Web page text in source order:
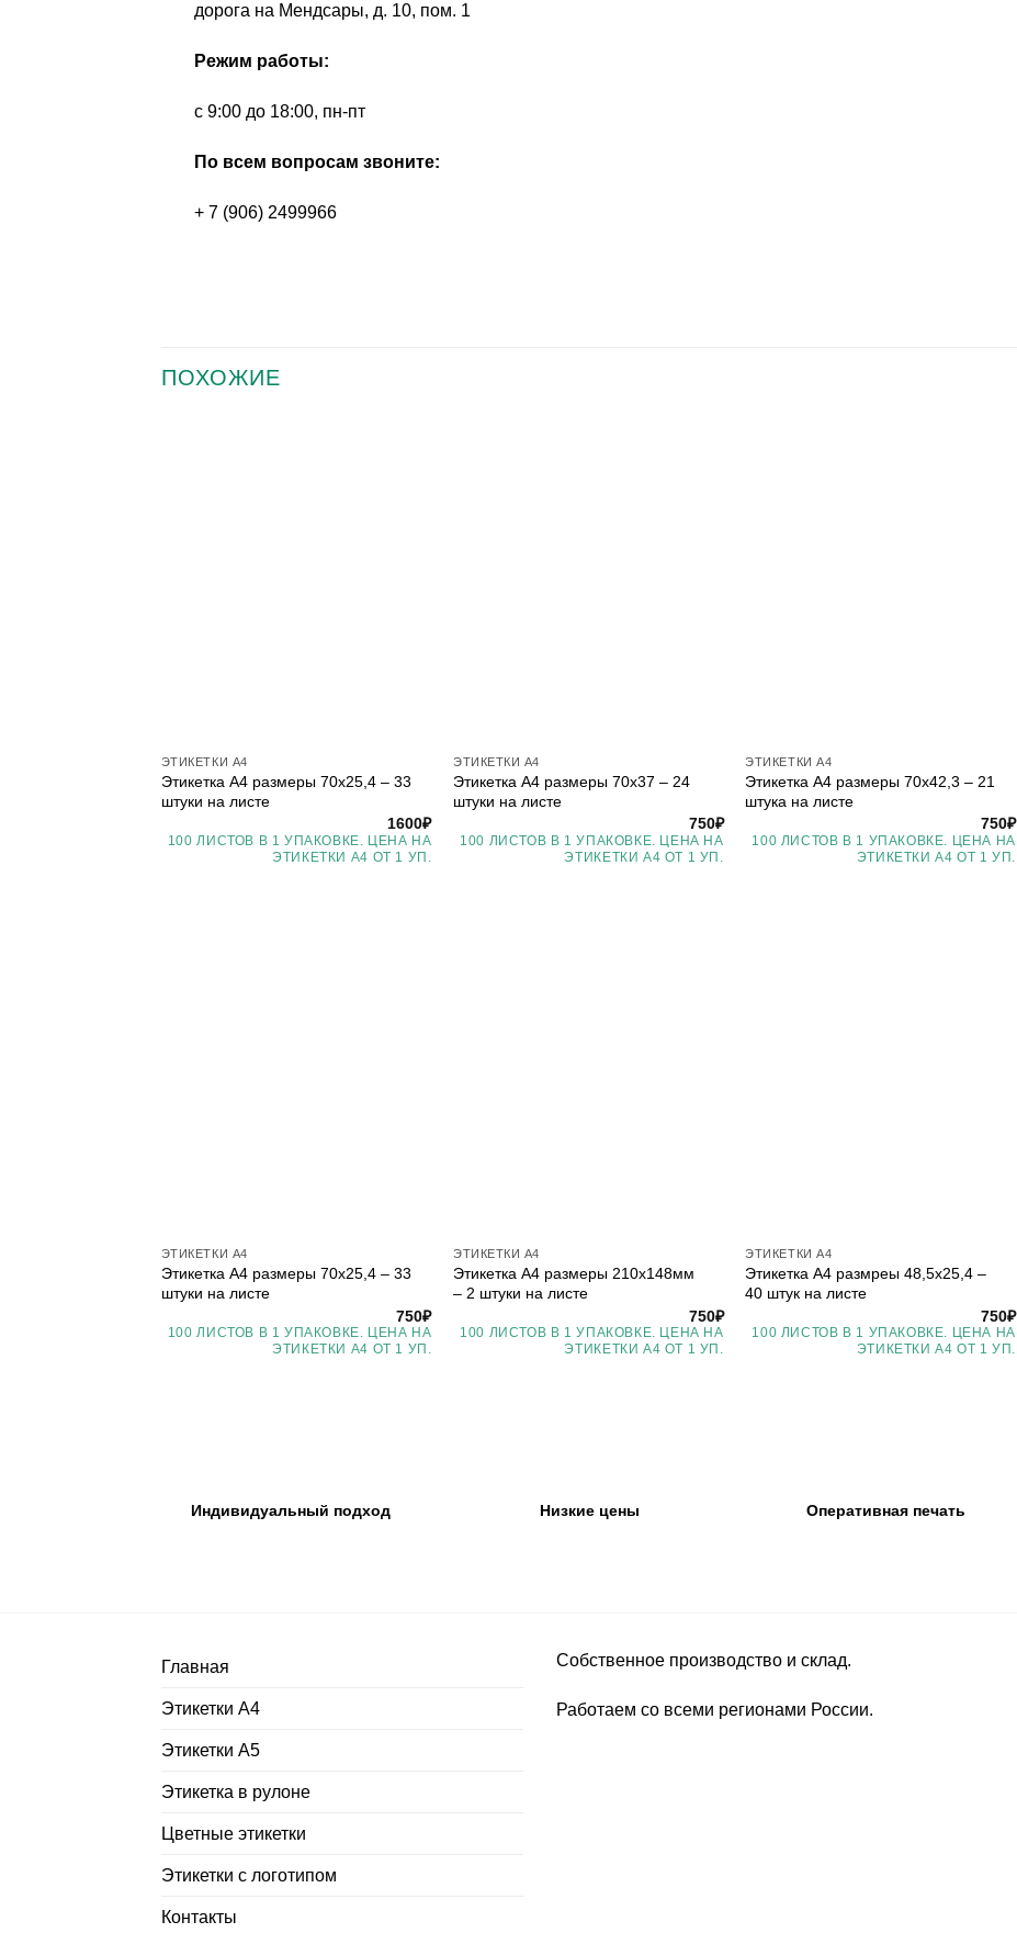
дорога на Мендсары, д. 10, пом. 1
Режим работы:
с 9:00 до 18:00, пн-пт
По всем вопросам звоните:
+ 7 (906) 2499966
ПОХОЖИЕ
ЭТИКЕТКИ А4
Этикетка А4 размеры 70х25,4 – 33
штуки на листе
1600₽
100 ЛИСТОВ В 1 УПАКОВКЕ. ЦЕНА НА
ЭТИКЕТКИ А4 ОТ 1 УП.
ЭТИКЕТКИ А4
Этикетка А4 размеры 70х37 – 24
штуки на листе
750₽
100 ЛИСТОВ В 1 УПАКОВКЕ. ЦЕНА НА
ЭТИКЕТКИ А4 ОТ 1 УП.
ЭТИКЕТКИ А4
Этикетка А4 размеры 70х42,3 – 21
штука на листе
750₽
100 ЛИСТОВ В 1 УПАКОВКЕ. ЦЕНА НА
ЭТИКЕТКИ А4 ОТ 1 УП.
ЭТИКЕТКИ А4
Этикетка А4 размеры 70х25,4 – 33
штуки на листе
750₽
100 ЛИСТОВ В 1 УПАКОВКЕ. ЦЕНА НА
ЭТИКЕТКИ А4 ОТ 1 УП.
ЭТИКЕТКИ А4
Этикетка А4 размеры 210х148мм
– 2 штуки на листе
750₽
100 ЛИСТОВ В 1 УПАКОВКЕ. ЦЕНА НА
ЭТИКЕТКИ А4 ОТ 1 УП.
ЭТИКЕТКИ А4
Этикетка А4 размреы 48,5х25,4 –
40 штук на листе
750₽
100 ЛИСТОВ В 1 УПАКОВКЕ. ЦЕНА НА
ЭТИКЕТКИ А4 ОТ 1 УП.
Индивидуальный подход Низкие цены Оперативная печать
Главная
Этикетки А4
Этикетки А5
Этикетка в рулоне
Цветные этикетки
Этикетки с логотипом
Контакты
Собственное производство и склад.
Работаем со всеми регионами России.